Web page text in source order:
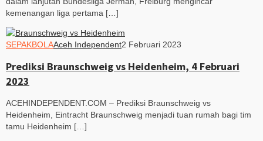
kemenangan liga pertama […]
SEPAKBOLAAceh Independent2 Februari 2023
Prediksi Braunschweig vs Heidenheim, 4 Februari
2023
ACEHINDEPENDENT.COM – Prediksi Braunschweig vs
Heidenheim, Eintracht Braunschweig menjadi tuan rumah bagi tim
tamu Heidenheim […]